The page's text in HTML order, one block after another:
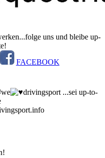
uns und bleibe up-
FACEBOOK
drivingsport ...sei up-to-